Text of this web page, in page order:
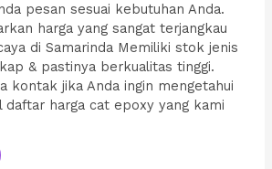
pesan sesuai kebutuhan Anda.
harga yang sangat terjangkau
di Samarinda Memiliki stok jenis
& pastinya berkualitas tinggi.
kontak jika Anda ingin mengetahui
daftar harga cat epoxy yang kami